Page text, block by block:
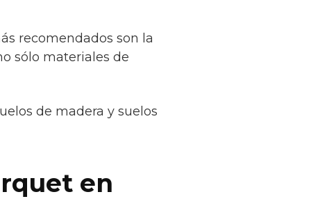
recomendados son la
sólo materiales de
de madera y suelos
en